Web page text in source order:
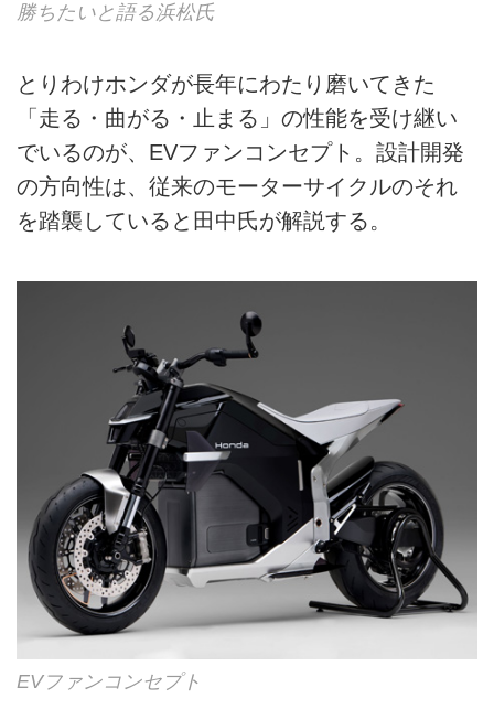
勝ちたいと語る浜松氏
とりわけホンダが長年にわたり磨いてきた
「走る・曲がる・止まる」の性能を受け継い
でいるのが、EVファンコンセプト。設計開発
の方向性は、従来のモーターサイクルのそれ
を踏襲していると田中氏が解説する。
EVファンコンセプト